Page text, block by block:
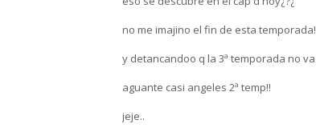
no me imajino el fin de esta
y detancandoo q la 3ª temporada no
aguante casi angeles 2ª temp!!
jeje..